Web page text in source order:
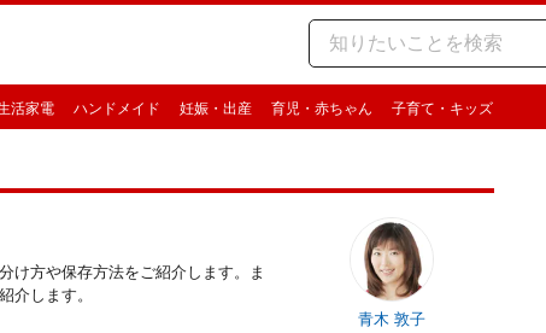
活家電 ハンドメイド 妊娠・出産 育児・赤ちゃん 子育て・キッズ
け方や保存方法をご紹介します。ま
介します。
青木 敦子